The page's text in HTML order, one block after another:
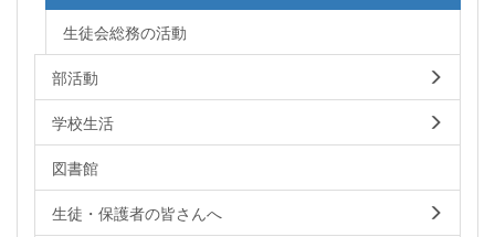
生徒会総務の活動
部活動
学校生活
図書館
生徒・保護者の皆さんへ